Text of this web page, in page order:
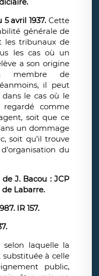
avril 1937. Cette
générale de
les tribunaux de
les cas où un
a son origine
membre de
il peut
le cas où le
comme
soit que ce
un dommage
soit qu’il trouve
du
J. Bacou : JCP
de Labarre.
IR 157.
selon laquelle la
substituée à celle
public,